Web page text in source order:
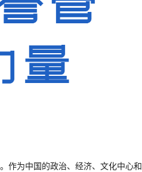
。作为中国的政治、经济、文化中心和